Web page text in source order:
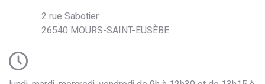
2 rue Sabotier
26540 MOURS-SAINT-EUSÈBE